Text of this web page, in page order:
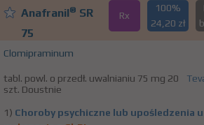
Anafranil® SR
75
Rx
100%
24,20 zł
Clomipraminum
tabl. powl. o przedł. uwalnianiu 75 mg 20
szt. Doustnie
1) Choroby psychiczne lub upośledzenia